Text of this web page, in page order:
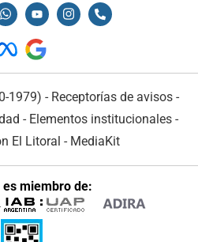
1979) - Receptorías de avisos -
- Elementos institucionales -
El Litoral - MediaKit
es miembro de: